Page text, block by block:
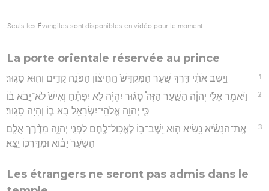
Seuls les Évangiles sont disponibles en vidéo pour le moment.
La porte orientale réservée au prince
1 וַיָּ֣שֶׁב אֹתִ֗י דֶּ֣רֶךְ שַׁ֤עַר הַמִּקְדָּשׁ֙ הַֽחִיצ֔וֹן הַפֹּנֶ֖ה קָדִ֑ים וְה֖וּא סָגֽוּר׃
2
וַיֹּ֨אמֶר אֵלַ֜י יְהוָ֗ה הַשַּׁ֣עַר הַזֶּה֩ סָג֨וּר יִהְיֶ֜ה לֹ֣א יִפָּתֵ֗חַ וְאִישׁ֙ לֹא־יָ֣בֹא ב֔וֹ
כִּ֛י יְהוָ֥ה אֱלֹהֵֽי־יִשְׂרָאֵ֖ל בָּ֣א ב֑וֹ וְהָיָ֖ה סָגֽוּר׃
3
אֶֽת־הַנָּשִׂ֗יא נָ֥שִׂיא ה֛וּא יֵֽשֶׁב־בּ֥וֹ לֶאֱכָול־לֶ֖חֶם לִפְנֵ֣י יְהוָ֑ה מִדֶּ֨רֶךְ אֻלָ֤ם
הַשַּׁ֙עַר֙ יָב֔וֹא וּמִדַּרְכּ֖וֹ יֵצֵֽא׃
Les étrangers ne seront pas admis dans le